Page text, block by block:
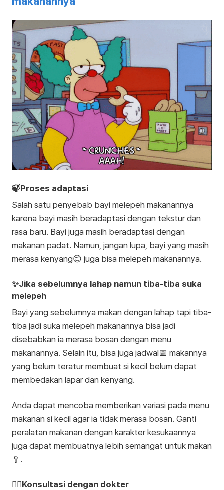
🍃Proses adaptasi
Salah satu penyebab bayi melepeh makanannya
karena bayi masih beradaptasi dengan tekstur dan
rasa baru. Bayi juga masih beradaptasi dengan
makanan padat. Namun, jangan lupa, bayi yang masih
merasa kenyang😊 juga bisa melepeh makanannya.
✨Jika sebelumnya lahap namun tiba-tiba suka
melepeh
Bayi yang sebelumnya makan dengan lahap tapi tiba-
tiba jadi suka melepeh makanannya bisa jadi
disebabkan ia merasa bosan dengan menu
makanannya. Selain itu, bisa juga jadwal📅 makannya
yang belum teratur membuat si kecil belum dapat
membedakan lapar dan kenyang.
Anda dapat mencoba memberikan variasi pada menu
makanan si kecil agar ia tidak merasa bosan. Ganti
peralatan makanan dengan karakter kesukaannya
juga dapat membuatnya lebih semangat untuk makan
🥄.
👩‍⚕️Konsultasi dengan dokter